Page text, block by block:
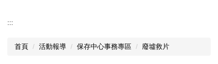
:::
首頁 活動報導 保存中心事務專區 廢墟救片